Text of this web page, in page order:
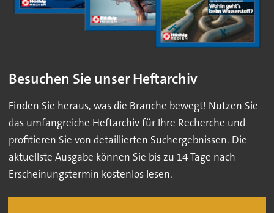
Besuchen Sie unser Heftarchiv
Finden Sie heraus, was die Branche bewegt! Nutzen Sie
das umfangreiche Heftarchiv für Ihre Recherche und
profitieren Sie von detaillierten Suchergebnissen. Die
aktuellste Ausgabe können Sie bis zu 14 Tage nach
Erscheinungstermin kostenlos lesen.